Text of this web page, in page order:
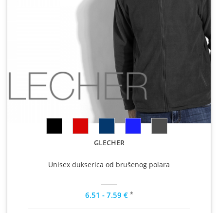
GLECHER
Unisex dukserica od brušenog polara
6.51 - 7.59 € *